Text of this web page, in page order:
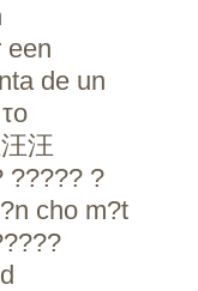
een
de un
汪
????? ?
cho m?t